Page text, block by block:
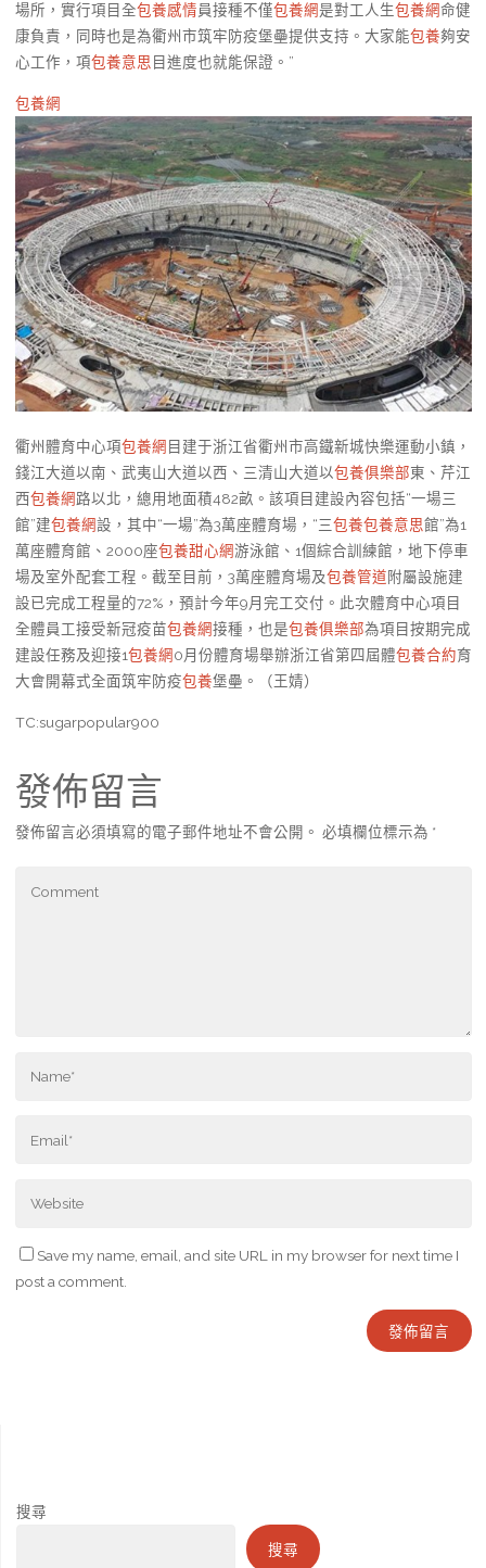
場所，實行項目全包養感情員接種不僅包養網是對工人生包養網命健
康負責，同時也是為衢州市筑牢防疫堡壘提供支持。大家能包養夠安
心工作，項包養意思 目進度也就能保證。”
包養網
衢州體育中心項包養網 目建于浙江省衢州市高鐵新城快樂運動小鎮，
錢江大道以南、武夷山大道以西、三清山大道以包養俱樂部東、芹江
西包養網路以北，總用地面積482畝。該項目建設內容包括“一場三
館”建包養網設，其中“一場”為3萬座體育場，“三包養包養意思館”為1
萬座體育館、2000座包養甜心網游泳館、1個綜合訓練館，地下停車
場及室外配套工程。截至目前，3萬座體育場及包養管道附屬設施建
設已完成工程量的72%，預計今年9月完工交付。此次體育中心項目
全體員工接受新冠疫苗包養網接種，也是包養俱樂部為項目按期完成
建設任務及迎接1包養網0月份體育場舉辦浙江省第四屆體包養合約育
大會開幕式全面筑牢防疫包養堡壘。（王婧）
TC:sugarpopular900
發佈留言
發佈留言必須填寫的電子郵件地址不會公開。 必填欄位標示為 *
Save my name, email, and site URL in my browser for next time I
post a comment.
搜尋
搜尋